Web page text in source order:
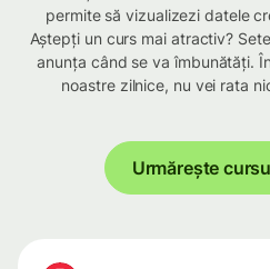
permite să vizualizezi datele
Aștepți un curs mai atractiv?
anunța când se va îmbunătăți.
noastre zilnice, nu vei rata
Urmărește